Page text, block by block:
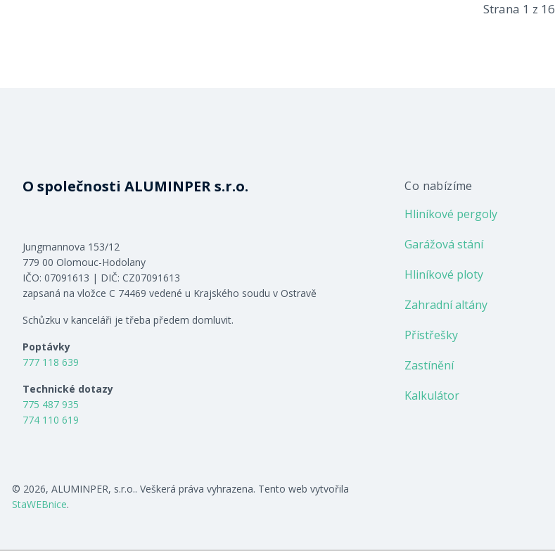
Strana 1 z 16
O společnosti ALUMINPER s.r.o.
Jungmannova 153/12
779 00 Olomouc-Hodolany
IČO: 07091613 | DIČ: CZ07091613
zapsaná na vložce C 74469 vedené u Krajského soudu v Ostravě
Schůzku v kanceláři je třeba předem domluvit.
Poptávky
777 118 639
Technické dotazy
775 487 935
774 110 619
© 2026, ALUMINPER, s.r.o.. Veškerá práva vyhrazena. Tento web vytvořila
StaWEBnice.
Co nabízíme
Hliníkové pergoly
Garážová stání
Hliníkové ploty
Zahradní altány
Přístřešky
Zastínění
Kalkulátor